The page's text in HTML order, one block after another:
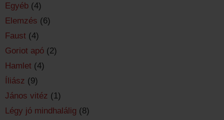
Egyéb (4)
Elemzés (6)
Faust (4)
Goriot apó (2)
Hamlet (4)
Íliász (9)
János vitéz (1)
Légy jó mindhalálig (8)